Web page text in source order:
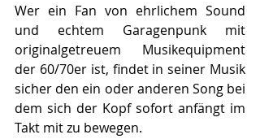
Wer ein Fan von ehrlichem Sound
und echtem Garagenpunk mit
originalgetreuem Musikequipment
der 60/70er ist, findet in seiner Musik
sicher den ein oder anderen Song bei
dem sich der Kopf sofort anfängt im
Takt mit zu bewegen.